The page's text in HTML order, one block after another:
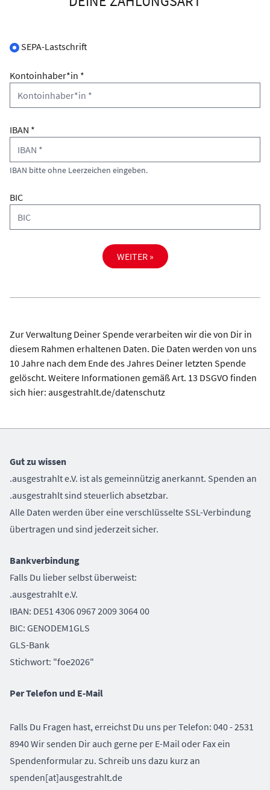
SEPA-Lastschrift
Kontoinhaber*in *
IBAN *
IBAN bitte ohne Leerzeichen eingeben.
BIC
WEITER »
Zur Verwaltung Deiner Spende verarbeiten wir die von Dir in
diesem Rahmen erhaltenen Daten. Die Daten werden von uns
10 Jahre nach dem Ende des Jahres Deiner letzten Spende
gelöscht. Weitere Informationen gemäß Art. 13 DSGVO finden
sich hier: ausgestrahlt.de/datenschutz
Gut zu wissen
.ausgestrahlt e.V. ist als gemeinnützig anerkannt. Spenden an
.ausgestrahlt sind steuerlich absetzbar.
Alle Daten werden über eine verschlüsselte SSL-Verbindung
übertragen und sind jederzeit sicher.
Bankverbindung
Falls Du lieber selbst überweist:
.ausgestrahlt e.V.
IBAN: DE51 4306 0967 2009 3064 00
BIC: GENODEM1GLS
GLS-Bank
Stichwort: "foe2026"
Per Telefon und E-Mail
Falls Du Fragen hast, erreichst Du uns per Telefon: 040 - 2531
8940 Wir senden Dir auch gerne per E-Mail oder Fax ein
Spendenformular zu. Schreib uns dazu kurz an
spenden[at]ausgestrahlt.de